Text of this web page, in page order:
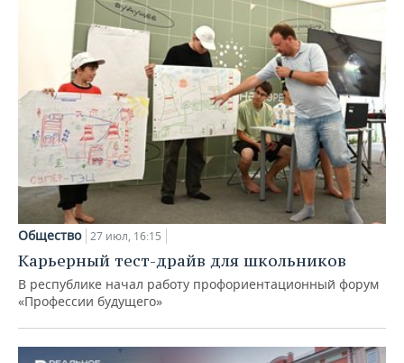
Общество 27 июл, 16:15
Карьерный тест-драйв для школьников
В республике начал работу профориентационный форум
«Профессии будущего»